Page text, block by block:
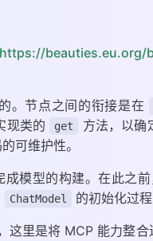
https://beauties.eu.org/
。节点之间的衔接是在
现类的 get
方法，以确
可维护性。
模型的构建。在此之
ChatModel 的初始化过程
这里是将 MCP 能力整